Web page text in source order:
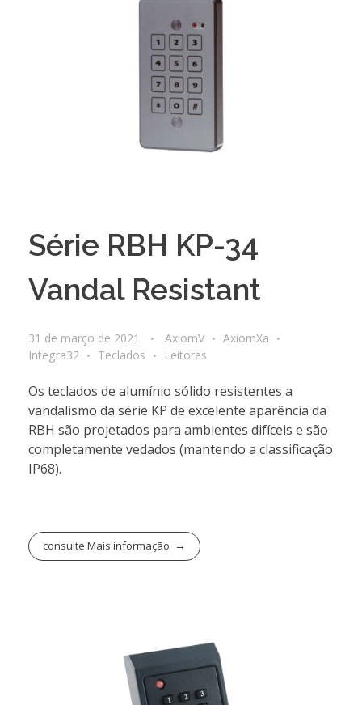
Série RBH KP-34
Vandal Resistant
31 de março de 2021 AxiomV
AxiomXa
Integra32
Teclados Leitores
Os teclados de alumínio sólido resistentes a
vandalismo da série KP de excelente aparência da
RBH são projetados para ambientes difíceis e são
completamente vedados (mantendo a classificação
IP68).
consulte Mais informação